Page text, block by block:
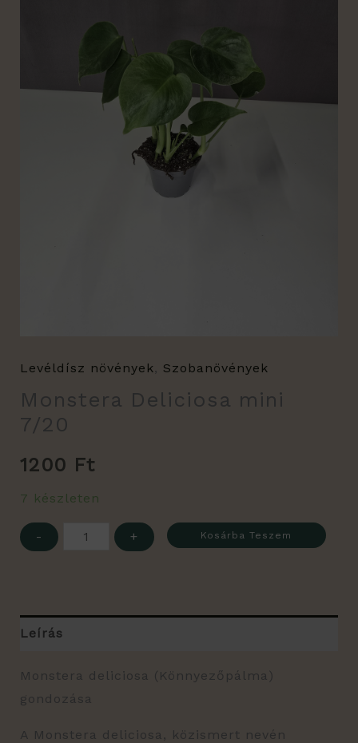
Levéldísz növények, Szobanövények
Monstera Deliciosa mini
7/20
1200 Ft
7 készleten
- + Kosárba Teszem
Leírás
Monstera deliciosa (Könnyezőpálma)
gondozása
A Monstera deliciosa, közismert nevén